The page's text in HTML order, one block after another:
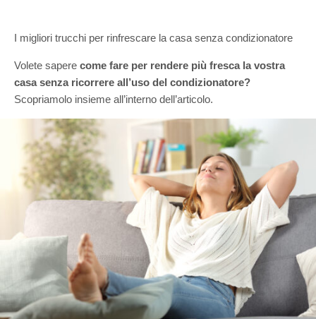
I migliori trucchi per rinfrescare la casa senza condizionatore
Volete sapere come fare per rendere più fresca la vostra
casa senza ricorrere all’uso del condizionatore?
Scopriamolo insieme all’interno dell’articolo.